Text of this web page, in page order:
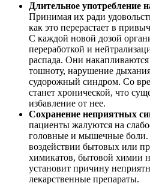
Длительное употребление
Принимая их ради
как это перерастает в
С каждой новой дозой
переработкой и
распада. Они
тошноту, нарушение
судорожный синдром. Со
станет хронической, что
избавление от нее.
Сохранение неприятных
пациенты жалуются на
головные и мышечные боли.
воздействии бытовых или
химикатов, бытовой химии
установит причину
лекарственные препараты.